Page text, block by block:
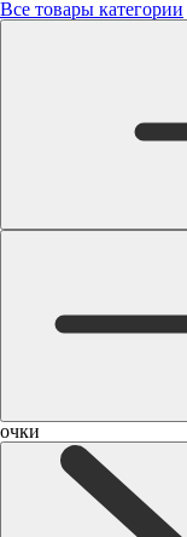
Все товары категории
очки